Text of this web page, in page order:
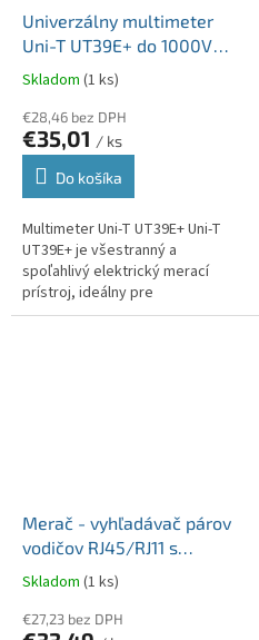
Univerzálny multimeter
Uni-T UT39E+ do 1000V
AC/DC MIE0439
Skladom (1 ks)
€28,46 bez DPH
€35,01 / ks
Do košíka
Multimeter Uni-T UT39E+ Uni-T
UT39E+ je všestranný a
spoľahlivý elektrický merací
prístroj, ideálny pre
profesionálov aj amatérov.
Merač - vyhľadávač párov
vodičov RJ45/RJ11 s
testerom káblov RJ-45
Uni-T UT682 MIE0292
Skladom (1 ks)
€27,23 bez DPH